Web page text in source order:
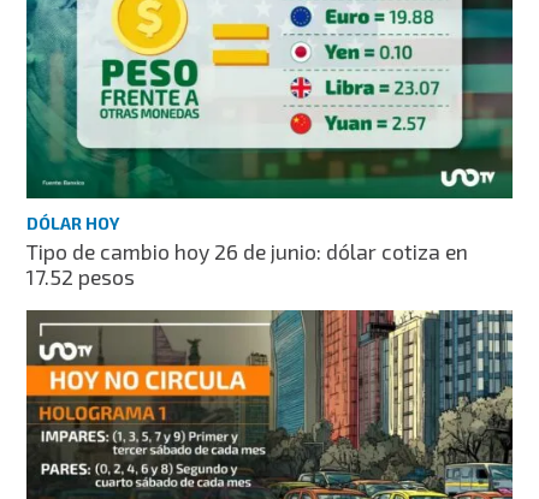
DÓLAR HOY
Tipo de cambio hoy 26 de junio: dólar cotiza en
17.52 pesos